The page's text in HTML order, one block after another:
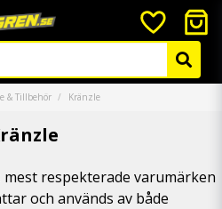
& Tillbehör Kränzle
respekterade varumärken
och används av både